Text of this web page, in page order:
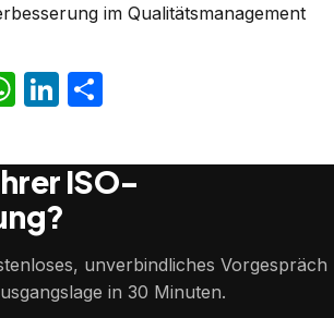
im Qualitätsmanagement
WhatsApp
LinkedIn
ISO-
unverbindliches Vorgespräch
in 30 Minuten.